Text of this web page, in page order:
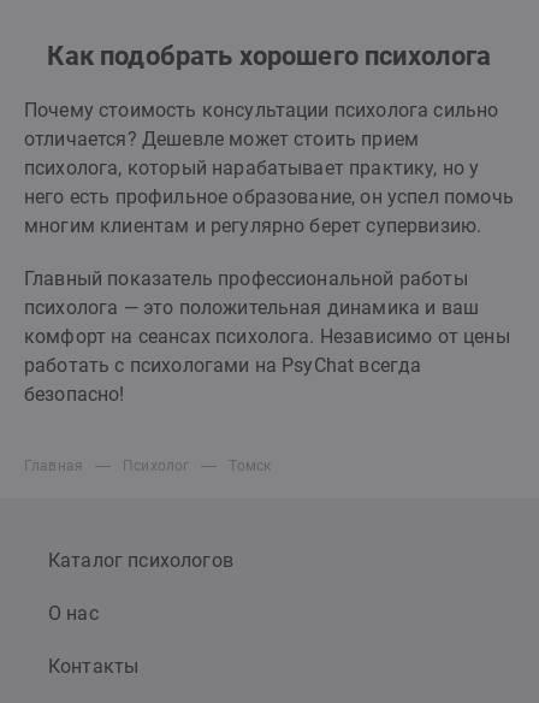
Как подобрать хорошего психолога
Почему стоимость консультации психолога сильно
отличается? Дешевле может стоить прием
психолога, который нарабатывает практику, но у
него есть профильное образование, он успел помочь
многим клиентам и регулярно берет супервизию.
Главный показатель профессиональной работы
психолога — это положительная динамика и ваш
комфорт на сеансах психолога. Независимо от цены
работать с психологами на PsyChat всегда
безопасно!
Главная Психолог Томск
Каталог психологов
О нас
Контакты